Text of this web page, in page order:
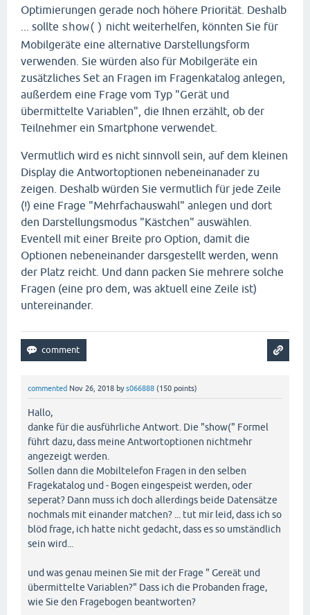
Optimierungen gerade noch höhere Priorität. Deshalb
... sollte show() nicht weiterhelfen, könnten Sie für
Mobilgeräte eine alternative Darstellungsform
verwenden. Sie würden also für Mobilgeräte ein
zusätzliches Set an Fragen im Fragenkatalog anlegen,
außerdem eine Frage vom Typ "Gerät und
übermittelte Variablen", die Ihnen erzählt, ob der
Teilnehmer ein Smartphone verwendet.
Vermutlich wird es nicht sinnvoll sein, auf dem kleinen
Display die Antwortoptionen nebeneinanader zu
zeigen. Deshalb würden Sie vermutlich für jede Zeile
(!) eine Frage "Mehrfachauswahl" anlegen und dort
den Darstellungsmodus "Kästchen" auswählen.
Eventell mit einer Breite pro Option, damit die
Optionen nebeneinander darsgestellt werden, wenn
der Platz reicht. Und dann packen Sie mehrere solche
Fragen (eine pro dem, was aktuell eine Zeile ist)
untereinander.
commented Nov 26, 2018 bys066888 (150 points)
Hallo,
danke für die ausführliche Antwort. Die "show(" Formel
führt dazu, dass meine Antwortoptionen nichtmehr
angezeigt werden.
Sollen dann die Mobiltelefon Fragen in den selben
Fragekatalog und - Bogen eingespeist werden, oder
seperat? Dann muss ich doch allerdings beide Datensätze
nochmals mit einander matchen? ... tut mir leid, dass ich so
blöd frage, ich hatte nicht gedacht, dass es so umständlich
sein wird...
und was genau meinen Sie mit der Frage " Gereät und
übermittelte Variablen?" Dass ich die Probanden frage,
wie Sie den Fragebogen beantworten?